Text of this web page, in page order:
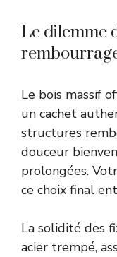
Le dilemme
Le bois massif
un cachet
structures
douceur
prolongées.
ce choix final
La solidité des
acier trempé,